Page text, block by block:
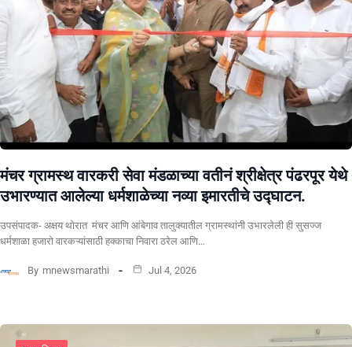
मंचर ग्रामस्थ वारकरी सेवा मंडळाच्या वतीनं श्रीक्षेत्र पंढरपूर येथे
उभारण्यात आलेल्या धर्मशाळेच्या नव्या इमारतीचे उद्घाटन.
उपसंपादक- अक्षय थोरात मंचर आणि आंबेगाव तालुक्यातील ग्रामस्थांनी उभारलेली ही सुसज्ज
धर्मशाळा हजारो वारकऱ्यांसाठी हक्काचा निवारा ठरेल आणि…
By mnewsmarathi Jul 4, 2026